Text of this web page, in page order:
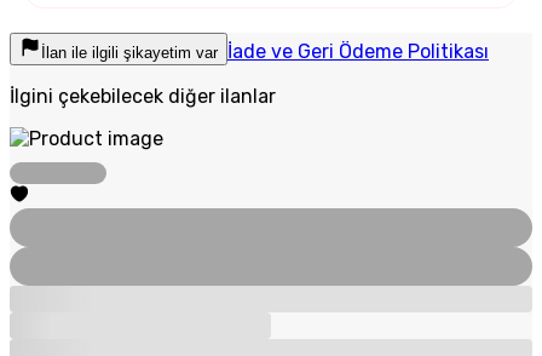
İlan ile ilgili şikayetim var İade ve Geri Ödeme Politikası
İlgini çekebilecek diğer ilanlar